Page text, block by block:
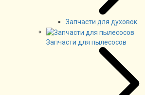
Запчасти для духовок
Запчасти для пылесосов